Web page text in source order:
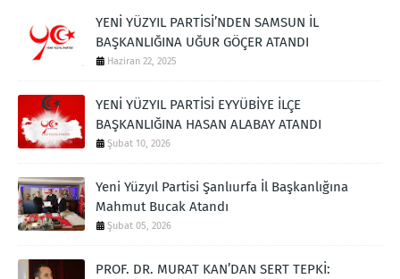
YENİ YÜZYIL PARTİSİ’NDEN SAMSUN İL
BAŞKANLIĞINA UĞUR GÖÇER ATANDI
Haziran 22, 2025
YENİ YÜZYIL PARTİSİ EYYÜBİYE İLÇE
BAŞKANLIĞINA HASAN ALABAY ATANDI
Şubat 10, 2026
Yeni Yüzyıl Partisi Şanlıurfa İl Başkanlığına
Mahmut Bucak Atandı
Şubat 05, 2026
PROF. DR. MURAT KAN’DAN SERT TEPKİ: